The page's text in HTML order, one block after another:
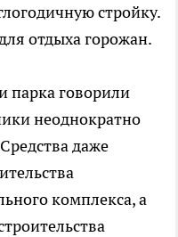
стройку.
отдыха горожан.
парка говорили
неоднократно
даже
комплекса, а